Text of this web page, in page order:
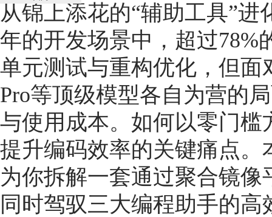
从锦上添花的“辅助工具”进
年的开发场景中，超过
单元测试与重构优化，但面
Pro等顶级模型各自为营的
与使用成本。如何以零门
提升编码效率的关键痛点
为你拆解一套通过聚合镜像
同时驾驭三大编程助手的